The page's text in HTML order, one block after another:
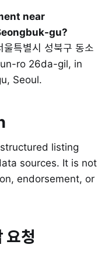
near
gu?
특별시 성북구 동소
ro 26da-gil, in
Seoul.
listing
sources. It is not
endorsement, or
요청